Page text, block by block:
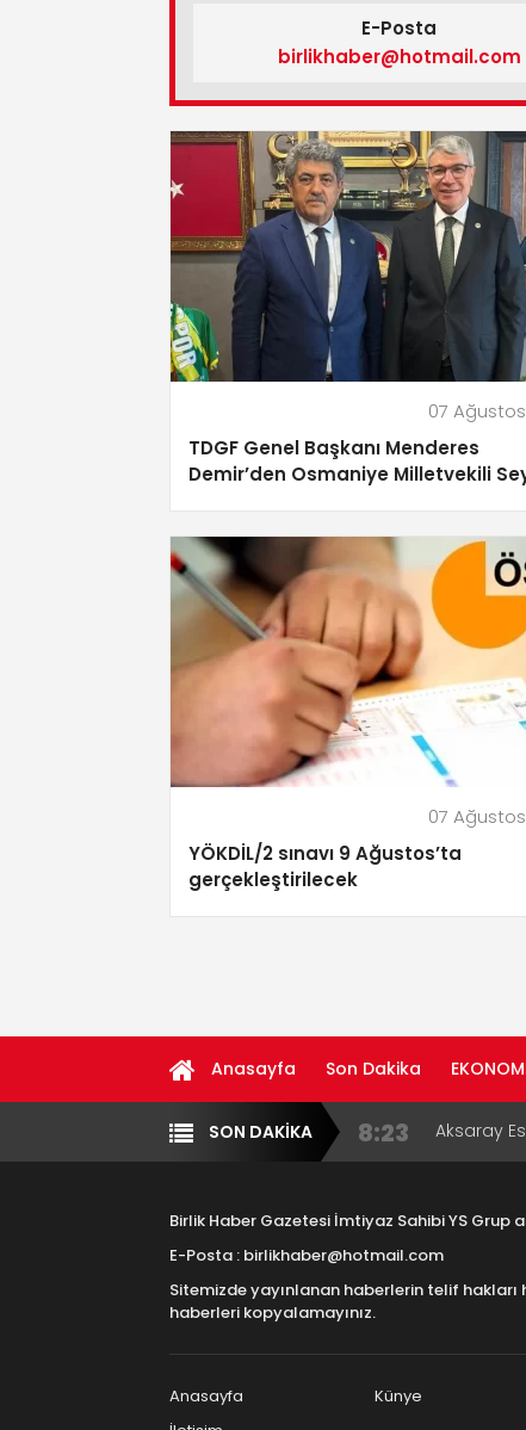
E-Posta
birlikhaber@hotmail.com
07
TDGF Genel Başkanı Menderes
Demir’den Osmaniye Milletvekili
07
YÖKDİL/2 sınavı 9 Ağustos’ta
gerçekleştirilecek
Anasayfa Son Dakika
Yazarlar Diğer
SON DAKİKA 8:23 Aksaray
11:30
Haber
17:15
Aksaray
16:00
Birlik Haber Gazetesi İmtiyaz Sahibi YS Grup
E-Posta : birlikhaber@hotmail.com
Sitemizde yayınlanan haberlerin telif
haberleri kopyalamayınız.
Anasayfa Künye